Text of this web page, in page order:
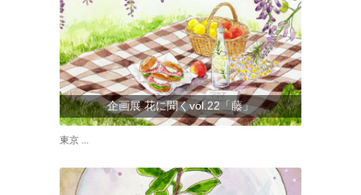
企画展 花に聞くvol.22「藤」
東京 ...